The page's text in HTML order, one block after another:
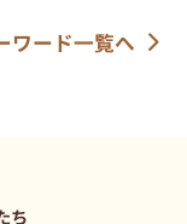
ワード一覧へ
ち